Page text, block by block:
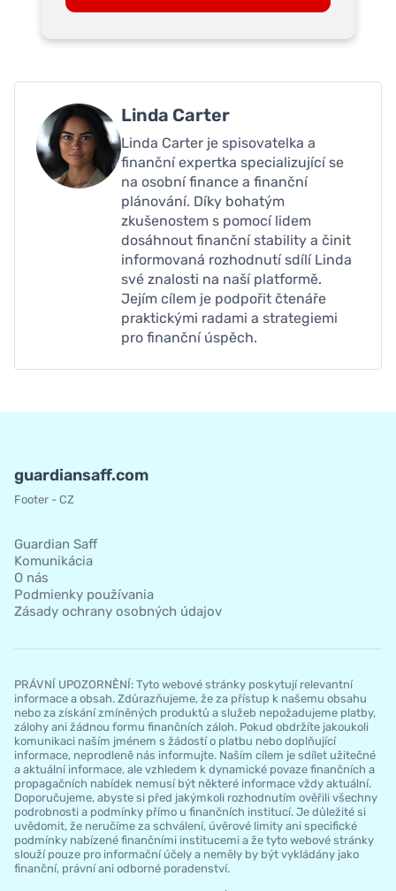
Linda Carter
Linda Carter je spisovatelka a
finanční expertka specializující se
na osobní finance a finanční
plánování. Díky bohatým
zkušenostem s pomocí lidem
dosáhnout finanční stability a činit
informovaná rozhodnutí sdílí Linda
své znalosti na naší platformě.
Jejím cílem je podpořit čtenáře
praktickými radami a strategiemi
pro finanční úspěch.
guardiansaff.com
Footer - CZ
Guardian Saff
Komunikácia
O nás
Podmienky používania
Zásady ochrany osobných údajov
PRÁVNÍ UPOZORNĚNÍ: Tyto webové stránky poskytují relevantní
informace a obsah. Zdůrazňujeme, že za přístup k našemu obsahu
nebo za získání zmíněných produktů a služeb nepožadujeme platby,
zálohy ani žádnou formu finančních záloh. Pokud obdržíte jakoukoli
komunikaci naším jménem s žádostí o platbu nebo doplňující
informace, neprodleně nás informujte. Naším cílem je sdílet užitečné
a aktuální informace, ale vzhledem k dynamické povaze finančních a
propagačních nabídek nemusí být některé informace vždy aktuální.
Doporučujeme, abyste si před jakýmkoli rozhodnutím ověřili všechny
podrobnosti a podmínky přímo u finančních institucí. Je důležité si
uvědomit, že neručíme za schválení, úvěrové limity ani specifické
podmínky nabízené finančními institucemi a že tyto webové stránky
slouží pouze pro informační účely a neměly by být vykládány jako
finanční, právní ani odborné poradenství.